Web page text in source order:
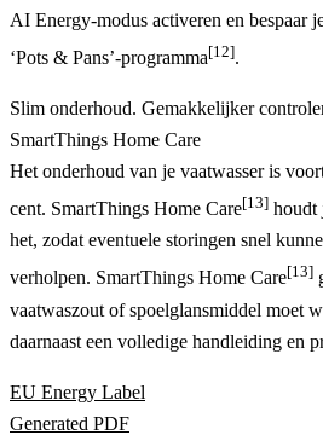
AI Energy-modus activeren en bespaar
‘Pots & Pans’-programma[12].
Slim onderhoud. Gemakkelijker
SmartThings Home Care
Het onderhoud van je vaatwasser is
cent. SmartThings Home Care[13] houdt
het, zodat eventuele storingen snel
verholpen. SmartThings Home Care[13]
vaatwaszout of spoelglansmiddel moet
daarnaast een volledige handleiding en
EU Energy Label
Generated PDF